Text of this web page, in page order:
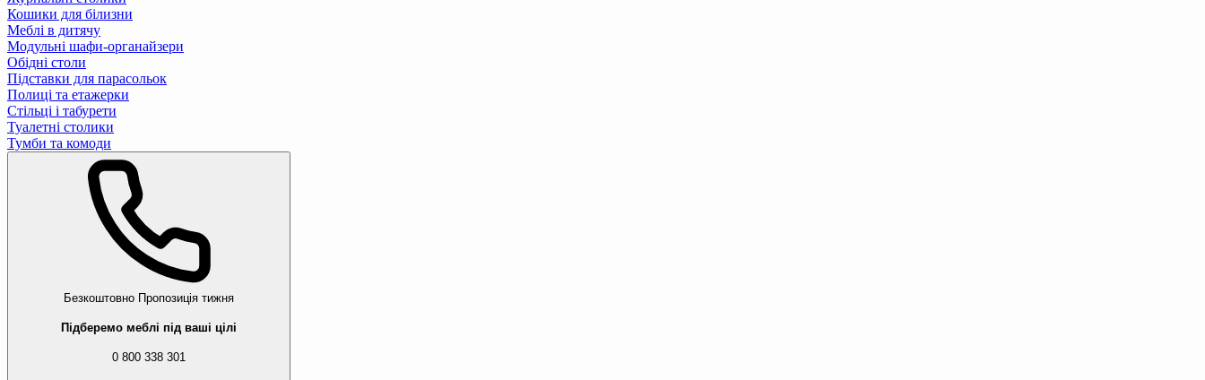
Кошики для білизни
Меблі в дитячу
Модульні шафи-органайзери
Обідні столи
Підставки для парасольок
Полиці та етажерки
Стільці і табурети
Туалетні столики
Тумби та комоди
Безкоштовно Пропозиція тижня
Підберемо меблі під ваші цілі
0 800 338 301